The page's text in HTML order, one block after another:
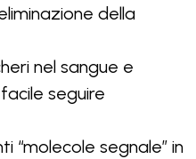
della
nel sangue e
seguire
“molecole segnale” in